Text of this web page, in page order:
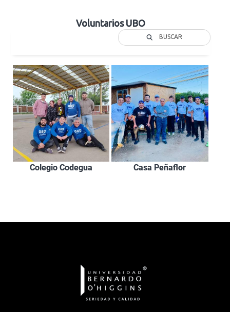
Voluntarios UBO
BUSCAR
Colegio Codegua Casa Peñaflor